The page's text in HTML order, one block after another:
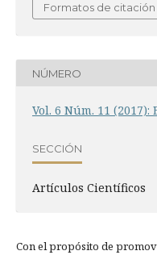
Formatos de citación
NÚMERO
Vol. 6 Núm. 11 (2017):
SECCIÓN
Artí­culos Científicos
Con el propósito de